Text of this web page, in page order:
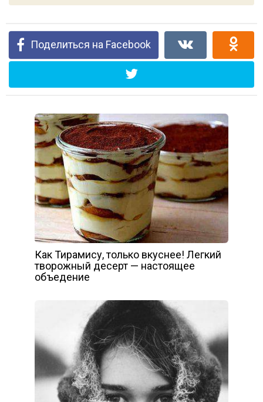
Поделиться на Facebook
Как Тирамису, только вкуснее! Легкий
творожный десерт — настоящее
объедение